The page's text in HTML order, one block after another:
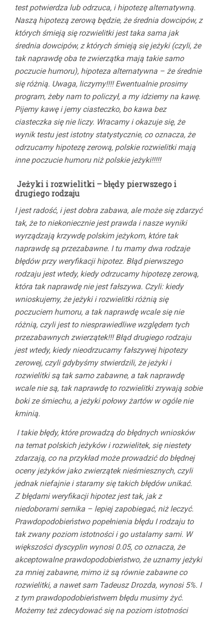
test potwierdza lub odrzuca, i hipotezę alternatywną.
Naszą hipotezą zerową będzie, że średnia dowcipów, z
których śmieją się rozwielitki jest taka sama jak
średnia dowcipów, z których śmieją się jeżyki (czyli, że
tak naprawdę oba te zwierzątka mają takie samo
poczucie humoru), hipoteza alternatywna – że średnie
się różnią. Uwaga, liczymy!!!! Ewentualnie prosimy
program, żeby nam to policzył, a my idziemy na kawę.
Pijemy kawę i jemy ciasteczko, bo kawa bez
ciasteczka się nie liczy. Wracamy i okazuje się, że
wynik testu jest istotny statystycznie, co oznacza, że
odrzucamy hipotezę zerową, polskie rozwielitki mają
inne poczucie humoru niż polskie jeżyki!!!!!
Jeżyki i rozwielitki – błędy pierwszego i
drugiego rodzaju
I jest radość, i jest dobra zabawa, ale może się zdarzyć
tak, że to niekoniecznie jest prawda i nasze wyniki
wyrządzają krzywdę polskim jeżykom, które tak
naprawdę są przezabawne. I tu mamy dwa rodzaje
błędów przy weryfikacji hipotez. Błąd pierwszego
rodzaju jest wtedy, kiedy odrzucamy hipotezę zerową,
która tak naprawdę nie jest fałszywa. Czyli: kiedy
wnioskujemy, że jeżyki i rozwielitki różnią się
poczuciem humoru, a tak naprawdę wcale się nie
różnią, czyli jest to niesprawiedliwe względem tych
przezabawnych zwierzątek!!! Błąd drugiego rodzaju
jest wtedy, kiedy nieodrzucamy fałszywej hipotezy
zerowej, czyli gdybyśmy stwierdzili, że jeżyki i
rozwielitki są tak samo zabawne, a tak naprawdę
wcale nie są, tak naprawdę to rozwielitki zrywają sobie
boki ze śmiechu, a jeżyki połowy żartów w ogóle nie
kminią.
I takie błędy, które prowadzą do błędnych wniosków
na temat polskich jeżyków i rozwielitek, się niestety
zdarzają, co na przykład może prowadzić do błędnej
oceny jeżyków jako zwierzątek nieśmiesznych, czyli
jednak niefajnie i staramy się takich błędów unikać.
Z błędami weryfikacji hipotez jest tak, jak z
niedoborami sernika – lepiej zapobiegać, niż leczyć.
Prawdopodobieństwo popełnienia błędu I rodzaju to
tak zwany poziom istotności i go ustalamy sami. W
większości dyscyplin wynosi 0.05, co oznacza, że
akceptowalne prawdopodobieństwo, że uznamy jeżyki
za mniej zabawne, mimo iż są równie zabawne co
rozwielitki, a nawet sam Tadeusz Drozda, wynosi 5%. I
z tym prawdopodobieństwem błędu musimy żyć.
Możemy też zdecydować się na poziom istotności